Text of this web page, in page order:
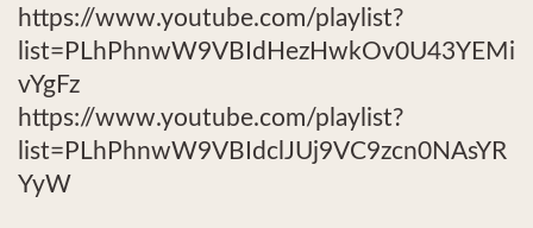
https://www.youtube.com/playlist?
list=PLhPhnwW9VBIdHezHwkOv0U43YEMi
vYgFz
https://www.youtube.com/playlist?
list=PLhPhnwW9VBIdclJUj9VC9zcn0NAsYR
YyW